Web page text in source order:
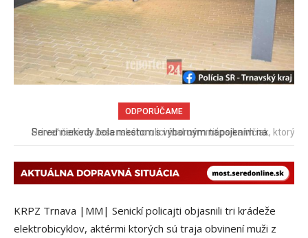
ODPORÚČAME
Pri venčení na Jesenského ulici mal usmrtiť psíka vlčiak, ktorý
KRPZ Trnava |MM| Senickí policajti objasnili tri krádeže
elektrobicyklov, aktérmi ktorých sú traja obvinení muži z